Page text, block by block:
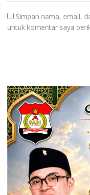
Simpan nama, email,
untuk komentar saya